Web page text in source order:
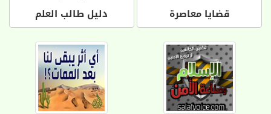
قضايا معاصرة دليل طالب العلم